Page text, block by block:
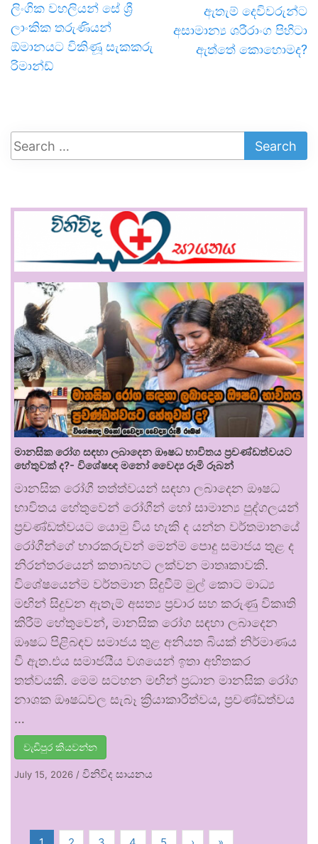
ලිංගික වහලියන් සේ ශ්‍රී
ලාංකික තරුණියන්
ඕමානයට විකිණූ සැකකරු
රිමාන්ඩ්
ඇතැම් දෙවිවරුන්ට
අසාමාන්‍ය ශරීරාංග පිහිටා
ඇත්තේ කොහොමද?
මානසික රෝග සඳහා ලබාදෙන ඖෂධ භාවිතය ප්‍රචණ්ඩත්වයට
හේතුවක් ද?- විශේෂඥ මනෝ වෛද්‍ය රූමි රූබන්
මානසික රෝගී තත්ත්වයන් සඳහා ලබාදෙන ඖෂධ
භාවිතය හේතුවෙන් රෝගීන් හෝ සාමාන්‍ය පුද්ගලයන්
ප්‍රචණ්ඩත්වයට යොමු විය හැකි ද යන්න වර්තමානයේ
රෝගීන්ගේ භාරකරුවන් මෙන්ම පොදු සමාජය තුළ ද
නිරන්තරයෙන් කතාබහට ලක්වන මාතෘකාවකි.
විශේෂයෙන්ම වර්තමාන සිදුවීම් මුල් කොට මාධ්‍ය
මඟින් සිදුවන ඇතැම් අසත්‍ය ප්‍රචාර සහ කරුණු විකෘති
කිරීම් හේතුවෙන්, මානසික රෝග සඳහා ලබාදෙන
ඖෂධ පිළිබඳව සමාජය තුළ අනියත බියක් නිර්මාණය
වී ඇත.එය සමාජයීය වශයෙන් ඉතා අහිතකර
තත්වයකි. මෙම සටහන මඟින් ප්‍රධාන මානසික රෝග
නාශක ඖෂධවල සැබෑ ක්‍රියාකාරීත්වය, ප්‍රචණ්ඩත්වය
…
වැඩිපුර කියවන්න
July 15, 2026 / විනිවිද සායනය